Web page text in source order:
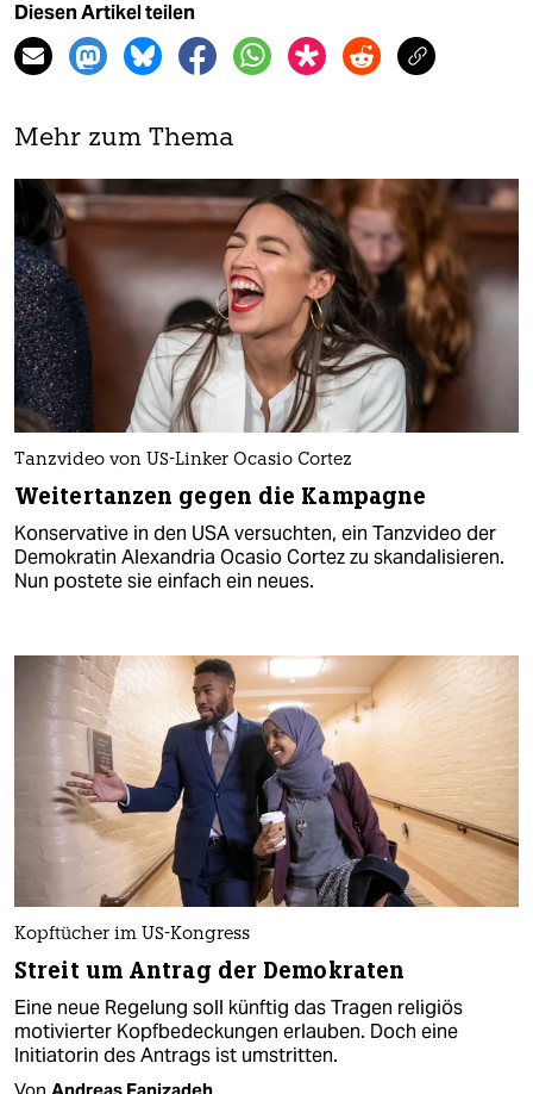
Diesen Artikel teilen
Mehr zum Thema
Tanzvideo von US-Linker Ocasio Cortez
Weitertanzen gegen die Kampagne
Konservative in den USA versuchten, ein Tanzvideo der
Demokratin Alexandria Ocasio Cortez zu skandalisieren.
Nun postete sie einfach ein neues.
Kopftücher im US-Kongress
Streit um Antrag der Demokraten
Eine neue Regelung soll künftig das Tragen religiös
motivierter Kopfbedeckungen erlauben. Doch eine
Initiatorin des Antrags ist umstritten.